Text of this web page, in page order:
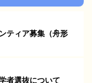
ティア募集（舟形
者選抜について